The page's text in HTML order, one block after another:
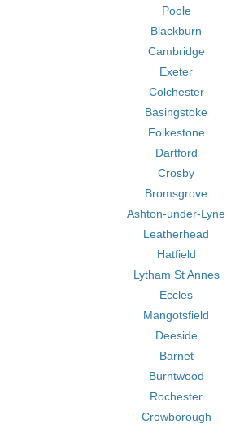
Poole
Blackburn
Cambridge
Exeter
Colchester
Basingstoke
Folkestone
Dartford
Crosby
Bromsgrove
Ashton-under-Lyne
Leatherhead
Hatfield
Lytham St Annes
Eccles
Mangotsfield
Deeside
Barnet
Burntwood
Rochester
Crowborough